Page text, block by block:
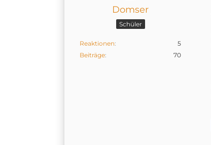
Domser
Schüler
Reaktionen
5
Beiträge
70